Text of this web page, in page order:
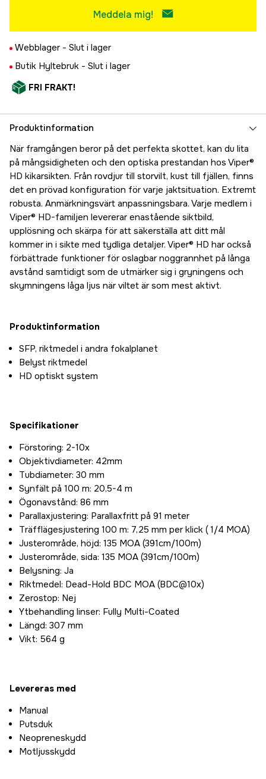
Meddela mig!
Webblager - Slut i lager
Butik Hyltebruk - Slut i lager
FRI FRAKT!
Produktinformation
När framgången beror på det perfekta skottet, kan du lita
på mångsidigheten och den optiska prestandan hos Viper®
HD kikarsikten. Från rovdjur till storvilt, kust till fjällen, finns
det en prövad konfiguration för varje jaktsituation. Extremt
robusta. Anmärkningsvärt anpassningsbara. Varje medlem i
Viper® HD-familjen levererar enastående siktbild,
upplösning och skärpa för att säkerställa att ditt mål
kommer in i sikte med tydliga detaljer. Viper® HD har också
förbättrade funktioner för oslagbar noggrannhet på långa
avstånd samtidigt som de utmärker sig i gryningens och
skymningens låga ljus när viltet är som mest aktivt.
Produktinformation
SFP, riktmedel i andra fokalplanet
Belyst riktmedel
HD optiskt system
Specifikationer
Förstoring: 2-10x
Objektivdiameter: 42mm
Tubdiameter: 30 mm
Synfält på 100 m: 20,5-4 m
Ögonavstånd: 86 mm
Parallaxjustering: Parallaxfritt på 91 meter
Träfflägesjustering 100 m: 7,25 mm per klick ( 1/4 MOA)
Justerområde, höjd: 135 MOA (391cm/100m)
Justerområde, sida: 135 MOA (391cm/100m)
Belysning: Ja
Riktmedel: Dead-Hold BDC MOA (BDC@10x)
Zerostop: Nej
Ytbehandling linser: Fully Multi-Coated
Längd: 307 mm
Vikt: 564 g
Levereras med
Manual
Putsduk
Neopreneskydd
Motljusskydd